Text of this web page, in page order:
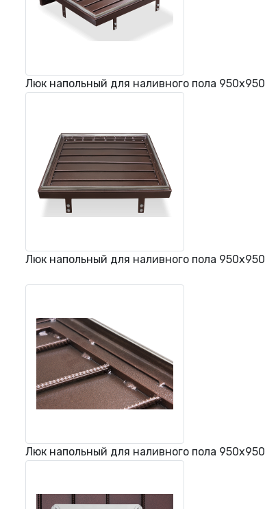
Люк напольный для наливного пола 950х950
Люк напольный для наливного пола 950х950
Люк напольный для наливного пола 950х950